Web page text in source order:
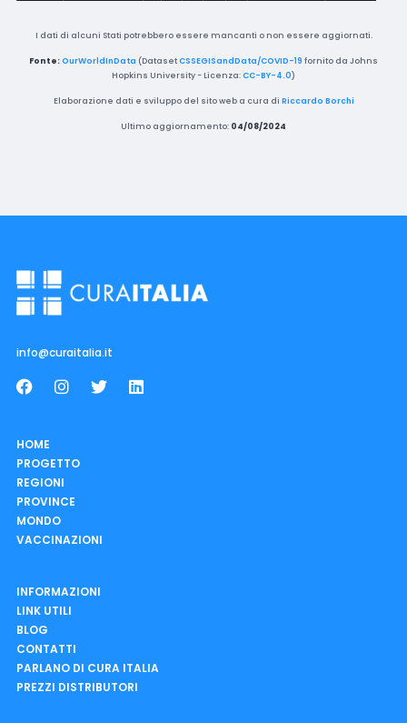
I dati di alcuni Stati potrebbero essere mancanti o non essere aggiornati.
Fonte:OurWorldInData (DatasetCSSEGISandData/COVID-19 fornito da Johns
Hopkins University - Licenza:CC-BY-4.0)
Elaborazione dati e sviluppo del sito web a cura di Riccardo Borchi
Ultimo aggiornamento: 04/08/2024
info@curaitalia.it
HOME
PROGETTO
REGIONI
PROVINCE
MONDO
VACCINAZIONI
INFORMAZIONI
LINK UTILI
BLOG
CONTATTI
PARLANO DI CURA ITALIA
PREZZI DISTRIBUTORI